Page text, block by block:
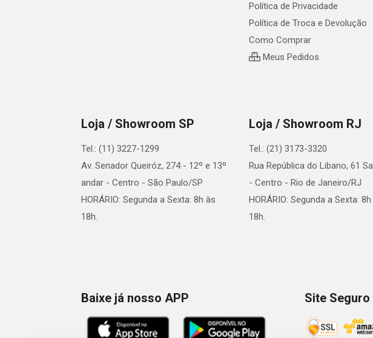
Política de Privacidade
Política de Troca e Devolução
Como Comprar
Meus Pedidos
Loja / Showroom SP
Tel.: (11) 3227-1299
Av. Senador Queiróz, 274 - 12º e 13º
andar - Centro - São Paulo/SP
HORÁRIO: Segunda a Sexta: 8h às
18h.
Loja / Showroom RJ
Tel.: (21) 3173-3320
Rua República do Libano, 61
- Centro - Rio de Janeiro/RJ
HORÁRIO: Segunda a Sexta:
18h.
Baixe já nosso APP Site Seguro